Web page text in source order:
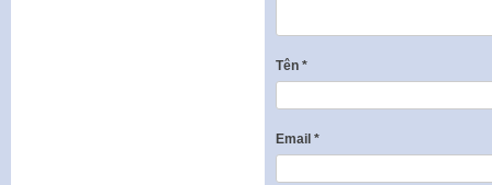
Tên *
Email *